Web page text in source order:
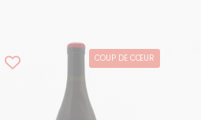
COUP DE CŒUR